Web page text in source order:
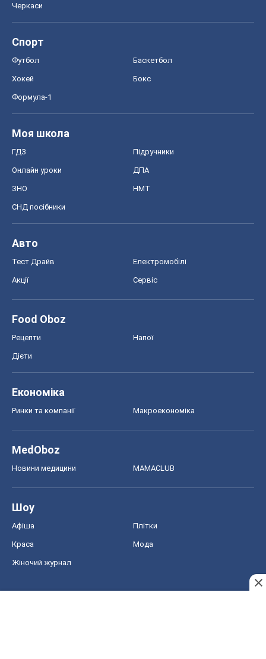
Черкаси
Спорт
Футбол Баскетбол
Хокей Бокс
Формула-1
Моя школа
ГДЗ Підручники
Онлайн уроки ДПА
ЗНО НМТ
СНД посібники
Авто
Тест Драйв Електромобілі
Акції Сервіс
Food Oboz
Рецепти Напої
Дієти
Економіка
Ринки та компанії Макроекономіка
MedOboz
Новини медицини MAMACLUB
Шоу
Афіша Плітки
Краса Мода
Жіночий журнал